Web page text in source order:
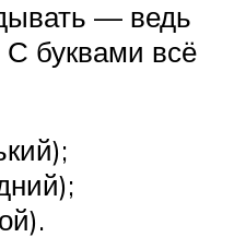
— ведь
С буквами всё